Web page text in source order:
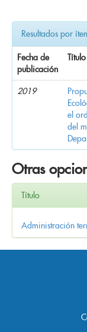
Resultados por
Fecha de
publicación
Título
2019
el
del
Otras
Título
Administración